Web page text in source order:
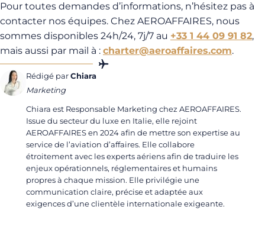
Pour toutes demandes d’informations, n’hésitez pas à
contacter nos équipes. Chez AEROAFFAIRES, nous
sommes disponibles 24h/24, 7j/7 au +33 1 44 09 91 82,
mais aussi par mail à : charter@aeroaffaires.com.
Rédigé parChiara
Marketing
Chiara est Responsable Marketing chez AEROAFFAIRES.
Issue du secteur du luxe en Italie, elle rejoint
AEROAFFAIRES en 2024 afin de mettre son expertise au
service de l’aviation d’affaires. Elle collabore
étroitement avec les experts aériens afin de traduire les
enjeux opérationnels, réglementaires et humains
propres à chaque mission. Elle privilégie une
communication claire, précise et adaptée aux
exigences d’une clientèle internationale exigeante.